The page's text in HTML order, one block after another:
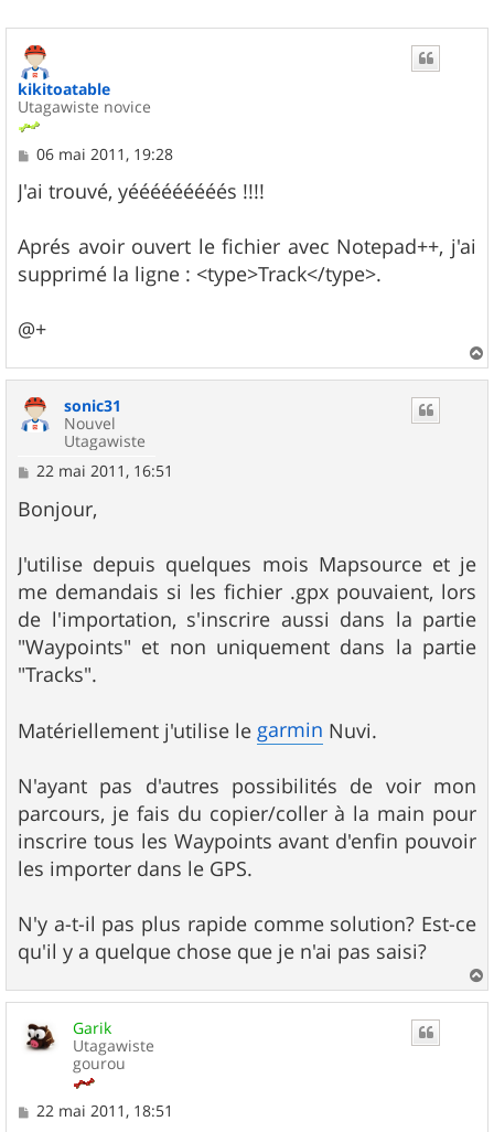
kikitoatable
Utagawiste novice
M
s
s
g
e
06 mai 2011, 19:28
J'ai trouvé, yééééééééés !!!!
Aprés avoir ouvert le fichier avec Notepad++, j'ai
supprimé la ligne : <type>Track</type>.
@+
a
sonic31
Nouvel
Utagawiste
M
s
s
g
e
22 mai 2011, 16:51
Bonjour,
J'utilise depuis quelques mois Mapsource et je
me demandais si les fichier .gpx pouvaient, lors
de l'importation, s'inscrire aussi dans la partie
"Waypoints" et non uniquement dans la partie
"Tracks".
Matériellement j'utilise le garmin Nuvi.
N'ayant pas d'autres possibilités de voir mon
parcours, je fais du copier/coller à la main pour
inscrire tous les Waypoints avant d'enfin pouvoir
les importer dans le GPS.
N'y a-t-il pas plus rapide comme solution? Est-ce
qu'il y a quelque chose que je n'ai pas saisi?
a
Garik
Utagawiste
gourou
M
22 mai 2011, 18:51